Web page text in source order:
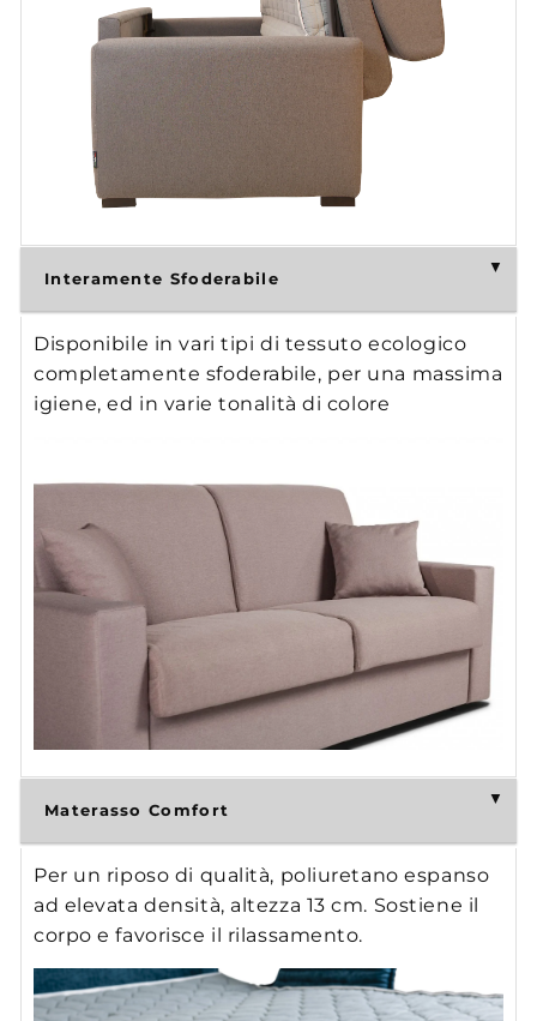
Interamente Sfoderabile
Disponibile in vari tipi di tessuto ecologico
completamente sfoderabile, per una massima
igiene, ed in varie tonalità di colore
Materasso Comfort
Per un riposo di qualità, poliuretano espanso
ad elevata densità, altezza 13 cm. Sostiene il
corpo e favorisce il rilassamento.